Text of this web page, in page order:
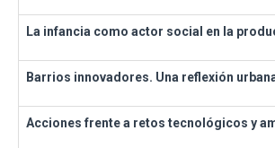
La infancia como actor social en la
Barrios innovadores. Una reflexión
Acciones frente a retos tecnológicos y